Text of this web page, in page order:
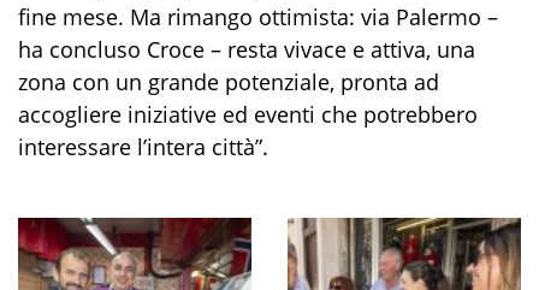
fine mese. Ma rimango ottimista: via Palermo –
ha concluso Croce – resta vivace e attiva, una
zona con un grande potenziale, pronta ad
accogliere iniziative ed eventi che potrebbero
interessare l’intera città”.